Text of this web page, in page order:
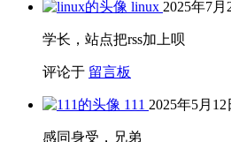
linux 2025年7月
学长，站点把rss加上呗
评论于 留言板
111 2025年5月12
感同身受，兄弟